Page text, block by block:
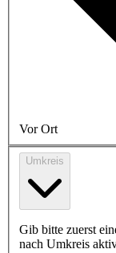
Vor Ort
Umkreis
Gib bitte zuerst
nach Umkreis